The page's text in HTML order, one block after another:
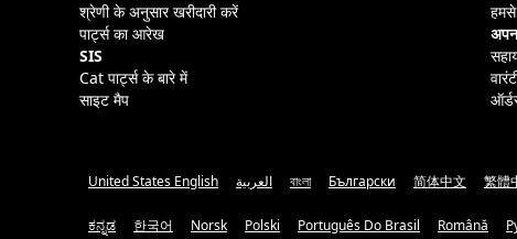
श्रेणी के अनुसार खरीदारी करें
पार्ट्स का आरेख
SIS
Cat पार्ट्स के बारे में
साइट मैप
United States English العربية বাংলা Български 简体中文 繁體
ಕನ್ನಡ 한국어 Norsk Polski Português Do Brasil Română